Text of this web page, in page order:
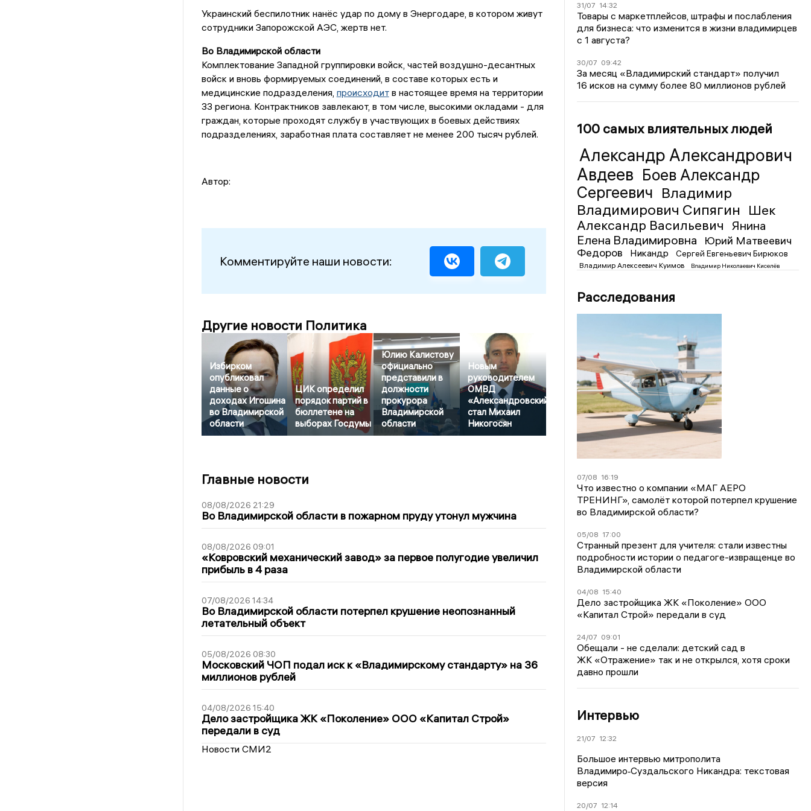
Украинский беспилотник нанёс удар по дому в Энергодаре, в котором живут
сотрудники Запорожской АЭС, жертв нет.
Во Владимирской области
Комплектование Западной группировки войск, частей воздушно-десантных
войск и вновь формируемых соединений, в составе которых есть и
медицинские подразделения, происходитв настоящее время на территории
33 региона. Контрактников завлекают, в том числе, высокими окладами - для
граждан, которые проходят службу в участвующих в боевых действиях
подразделениях, заработная плата составляет не менее 200 тысяч рублей.
Автор:
Комментируйте наши новости:
Другие новости Политика
Избирком
опубликовал
данные о
доходах Игошина
во Владимирской
области
ЦИК определил
порядок партий в
бюллетене на
выборах Госдумы
Юлию Калистову
официально
представили в
должности
прокурора
Владимирской
области
Новым
руководителем
ОМВД
«Александровский»
стал Михаил
Никогосян
Главные новости
08/08/2026 21:29
Во Владимирской области в пожарном пруду утонул мужчина
08/08/2026 09:01
«Ковровский механический завод» за первое полугодие увеличил
прибыль в 4 раза
07/08/2026 14:34
Во Владимирской области потерпел крушение неопознанный
летательный объект
05/08/2026 08:30
Московский ЧОП подал иск к «Владимирскому стандарту» на 36
миллионов рублей
04/08/2026 15:40
Дело застройщика ЖК «Поколение» ООО «Капитал Строй»
передали в суд
Новости СМИ2
31/07 14:32
Товары с маркетплейсов, штрафы и послабления
для бизнеса: что изменится в жизни владимирцев
с 1 августа?
30/07 09:42
За месяц «Владимирский стандарт» получил
16 исков на сумму более 80 миллионов рублей
100 самых влиятельных людей
Александр Александрович
Авдеев Боев Александр
Сергеевич Владимир
Владимирович Сипягин Шек
Александр Васильевич
Янина
Елена Владимировна
Юрий Матвеевич
Федоров
Никандр Сергей Евгеньевич Бирюков
Владимир Алексеевич Куимов Владимир Николаевич Киселёв
Расследования
07/08 16:19
Что известно о компании «МАГ АЕРО
ТРЕНИНГ», самолёт которой потерпел крушение
во Владимирской области?
05/08 17:00
Странный презент для учителя: стали известны
подробности истории о педагоге-извращенце во
Владимирской области
04/08 15:40
Дело застройщика ЖК «Поколение» ООО
«Капитал Строй» передали в суд
24/07 09:01
Обещали - не сделали: детский сад в
ЖК «Отражение» так и не открылся, хотя сроки
давно прошли
Интервью
21/07 12:32
Большое интервью митрополита
Владимиро‑Суздальского Никандра: текстовая
версия
20/07 12:14